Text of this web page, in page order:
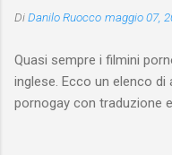
DiDanilo Ruocco maggio 07,
Quasi sempre i filmini
inglese. Ecco un elenco
pornogay con traduzione
“specifiche” e,